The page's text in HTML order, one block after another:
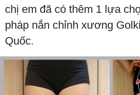
chị em đã có thêm 1 lựa
pháp nắn chỉnh xương
Quốc.